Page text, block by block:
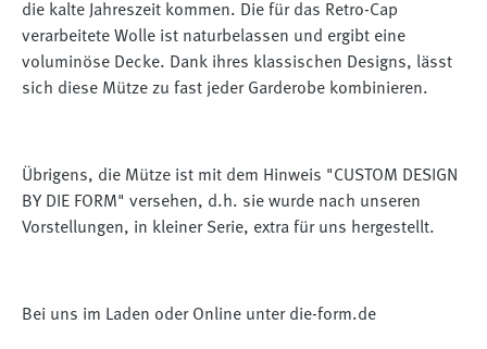
die kalte Jahreszeit kommen. Die für das Retro-Cap
verarbeitete Wolle ist naturbelassen und ergibt eine
voluminöse Decke. Dank ihres klassischen Designs, lässt
sich diese Mütze zu fast jeder Garderobe kombinieren.
Übrigens, die Mütze ist mit dem Hinweis "CUSTOM DESIGN
BY DIE FORM" versehen, d.h. sie wurde nach unseren
Vorstellungen, in kleiner Serie, extra für uns hergestellt.
Bei uns im Laden oder Online unter die-form.de